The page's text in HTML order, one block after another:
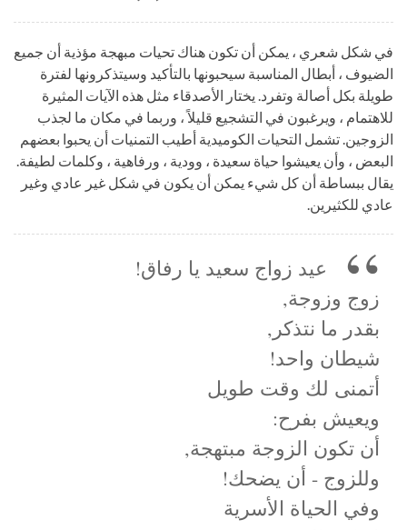
في شكل شعري ، يمكن أن تكون هناك تحيات مبهجة مؤذية أن جميع
الضيوف ، أبطال المناسبة سيحبونها بالتأكيد وسيتذكرونها لفترة
طويلة بكل أصالة وتفرد. يختار الأصدقاء مثل هذه الآيات المثيرة
للاهتمام ، ويرغبون في التشجيع قليلاً ، وربما في مكان ما لجذب
الزوجين. تشمل التحيات الكوميدية أطيب التمنيات أن يحبوا بعضهم
البعض ، وأن يعيشوا حياة سعيدة ، وودية ، ورفاهية ، وكلمات لطيفة.
يقال ببساطة أن كل شيء يمكن أن يكون في شكل غير عادي وغير
عادي للكثيرين.
عيد زواج سعيد يا رفاق!
زوج وزوجة,
بقدر ما نتذكر,
شيطان واحد!
أتمنى لك وقت طويل
ويعيش بفرح:
أن تكون الزوجة مبتهجة,
وللزوج - أن يضحك!
وفي الحياة الأسرية